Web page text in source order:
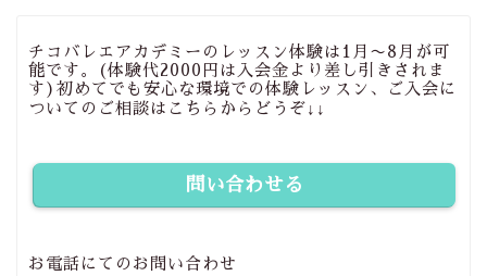
チコバレエアカデミーのレッスン体験は1月〜8月が可
能です。(体験代2000円は入会金より差し引きされま
す)初めてでも安心な環境での体験レッスン、ご入会に
ついてのご相談はこちらからどうぞ↓↓
問い合わせる
お電話にてのお問い合わせ